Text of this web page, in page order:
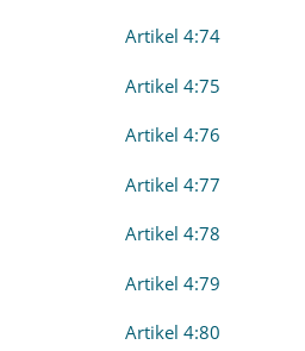
Artikel 4:74
Artikel 4:75
Artikel 4:76
Artikel 4:77
Artikel 4:78
Artikel 4:79
Artikel 4:80